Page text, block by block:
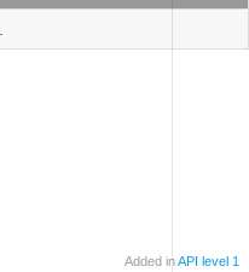
Added inAPI level 1